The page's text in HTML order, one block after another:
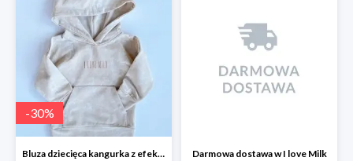
-30%
Bluza dziecięca kangurka z efektem sprania -30% Darmowa dostawa w I love Milk